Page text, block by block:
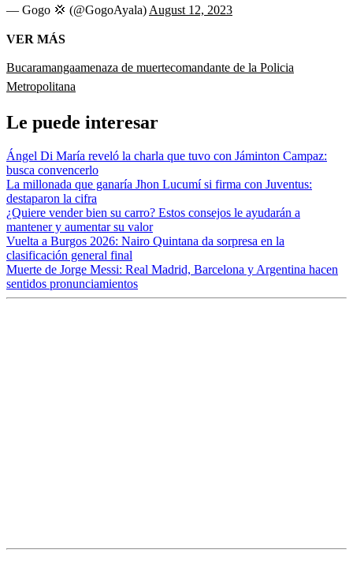
— Gogo 💢 (@GogoAyala) August 12, 2023
VER MÁS
Bucaramangaamenaza de muertecomandante de la Policia
Metropolitana
Le puede interesar
Ángel Di María reveló la charla que tuvo con Jáminton Campaz:
busca convencerlo
La millonada que ganaría Jhon Lucumí si firma con Juventus:
destaparon la cifra
¿Quiere vender bien su carro? Estos consejos le ayudarán a
mantener y aumentar su valor
Vuelta a Burgos 2026: Nairo Quintana da sorpresa en la
clasificación general final
Muerte de Jorge Messi: Real Madrid, Barcelona y Argentina hacen
sentidos pronunciamientos